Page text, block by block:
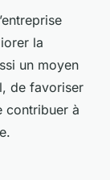
la
un moyen
de favoriser
contribuer à